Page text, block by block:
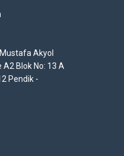
Akyol
A2 Blok No: 13 A
Pendik -